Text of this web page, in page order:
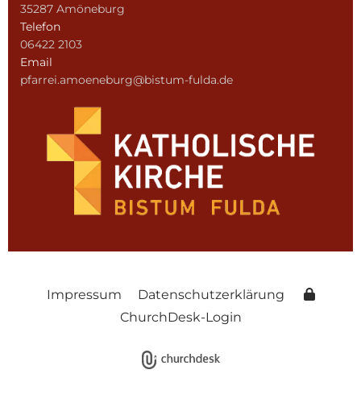
35287 Amöneburg
Telefon
06422 2103
Email
pfarrei.amoeneburg@bistum-fulda.de
Impressum
Datenschutzerklärung
ChurchDesk-Login